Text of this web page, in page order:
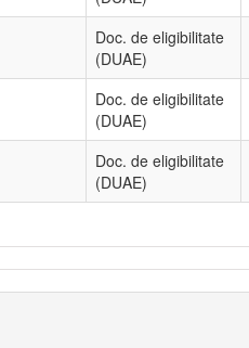
Doc. de eligibilitate
(DUAE)
Doc. de eligibilitate
(DUAE)
Doc. de eligibilitate
(DUAE)